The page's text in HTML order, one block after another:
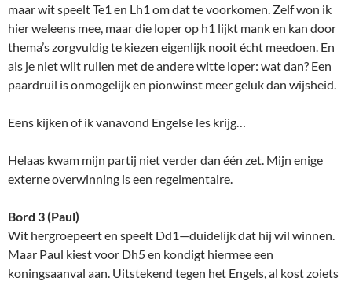
maar wit speelt Te1 en Lh1 om dat te voorkomen. Zelf won ik
hier weleens mee, maar die loper op h1 lijkt mank en kan door
thema’s zorgvuldig te kiezen eigenlijk nooit écht meedoen. En
als je niet wilt ruilen met de andere witte loper: wat dan? Een
paardruil is onmogelijk en pionwinst meer geluk dan wijsheid.
Eens kijken of ik vanavond Engelse les krijg…
Helaas kwam mijn partij niet verder dan één zet. Mijn enige
externe overwinning is een regelmentaire.
Bord 3 (Paul)
Wit hergroepeert en speelt Dd1—duidelijk dat hij wil winnen.
Maar Paul kiest voor Dh5 en kondigt hiermee een
koningsaanval aan. Uitstekend tegen het Engels, al kost zoiets